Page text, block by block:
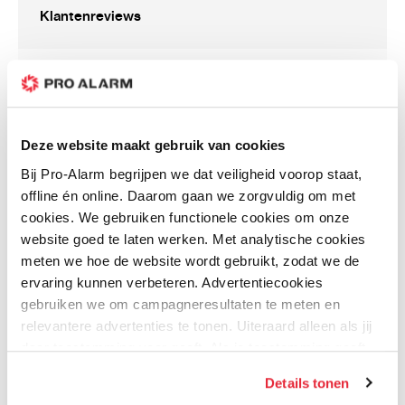
Deze website maakt gebruik van cookies
Bij Pro-Alarm begrijpen we dat veiligheid voorop staat,
offline én online. Daarom gaan we zorgvuldig om met
cookies. We gebruiken functionele cookies om onze
website goed te laten werken. Met analytische cookies
meten we hoe de website wordt gebruikt, zodat we de
ervaring kunnen verbeteren. Advertentiecookies
gebruiken we om campagneresultaten te meten en
relevantere advertenties te tonen. Uiteraard alleen als jij
daar toestemming voor geeft. Als je toestemming geeft,
kunnen deze gegevens combineren met informatie die zij
Details tonen
Smart Supplement Light
Supplement Light TypeIR
Video
Resolution2592 × 1944
50Hz: 20 fps (2592 × 1944)
25 fps (2688 × 1520, 2304 × 1296, 1920 × 1080,
1280 × 720)
60Hz: 20 fps (2592 × 1944)
Klantenreviews
Schrijf uw eigen review
U plaatst een review over:DS-2CD2546G2-IS - 4MP 2.8mm mini
Uw waardering:
Prijs
Prijs / Kwaliteit
Uw naam
Samenvatting
Review